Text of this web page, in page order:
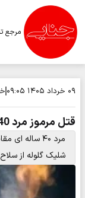
مرجع
۰۹ خرداد ۱۴۰۵ ۰۹:۰۵
قتل مرموز مرد 40 ساله با شلیک گلوله و ضربات چاقو
مرد ۴۰
شلیک گلوله از